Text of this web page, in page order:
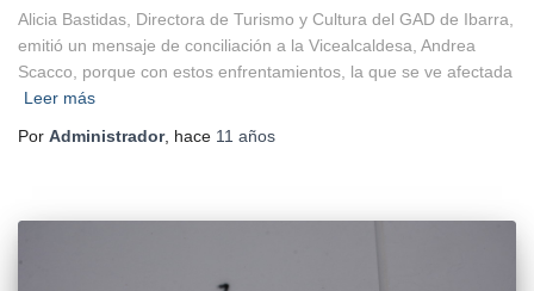
Alicia Bastidas, Directora de Turismo y Cultura del GAD de Ibarra,
emitió un mensaje de conciliación a la Vicealcaldesa, Andrea
Scacco, porque con estos enfrentamientos, la que se ve afectada
Leer más
Por Administrador, hace 11 años